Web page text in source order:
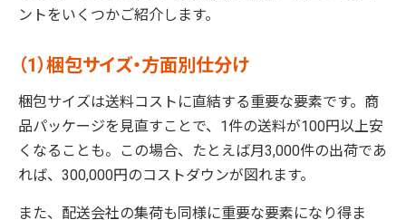
ントをいくつかご紹介します。
（1）梱包サイズ・方面別仕分け
梱包サイズは送料コストに直結する重要な要素です。商
品パッケージを見直すことで、1件の送料が100円以上安
くなることも。この場合、たとえば月3,000件の出荷であ
れば、300,000円のコストダウンが図れます。
また、配送会社の集荷も同様に重要な要素になり得ま